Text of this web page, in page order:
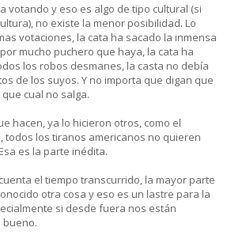
votando y eso es algo de tipo cultural (si
no existe la menor posibilidad. Lo
votaciones, la cata ha sacado la inmensa
mucho puchero que haya, la cata ha
los robos desmanes, la casta no debía
de los suyos. Y no importa que digan que
cual no salga.
hacen, ya lo hicieron otros, como el
todos los tiranos americanos no quieren
es la parte inédita.
el tiempo transcurrido, la mayor parte
otra cosa y eso es un lastre para la
si desde fuera nos están
bueno.